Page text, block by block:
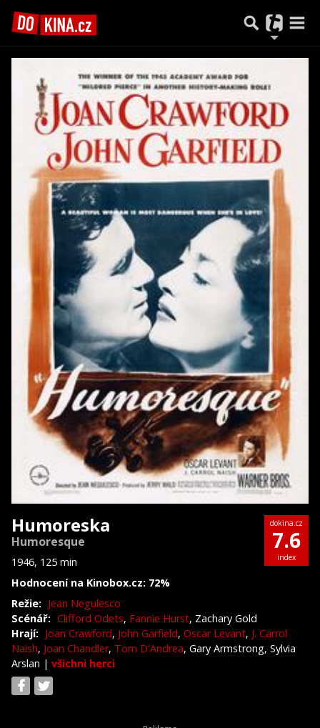
Humoreska
Humoresque
1946, 125 min
Hodnocení na Kinobox.cz: 72%
dokina.cz
7.6
index
Režie: Jean Negulesco
Scénář: Clifford Odets, Fannie Hurst, Zachary Gold
Hrají: Joan Crawford, John Garfield, Oscar Levant, J. Carrol
Naish, Joan Chandler, Tom D'Andrea, Gary Armstrong, Sylvia
Arslan | všichni herci